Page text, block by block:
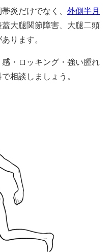
炎だけでなく、 外側半月
蓋大腿関節障害、大腿二頭
ります。
・ロッキング・強い腫れ
相談しましょう。